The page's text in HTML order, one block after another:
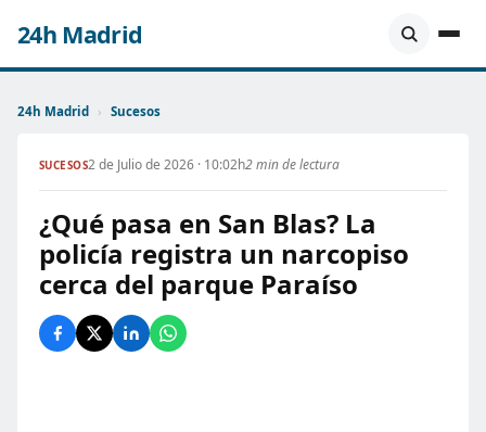
24h Madrid
24h Madrid › Sucesos
SUCESOS2 de Julio de 2026 · 10:02h2 min de lectura
¿Qué pasa en San Blas? La
policía registra un narcopiso
cerca del parque Paraíso